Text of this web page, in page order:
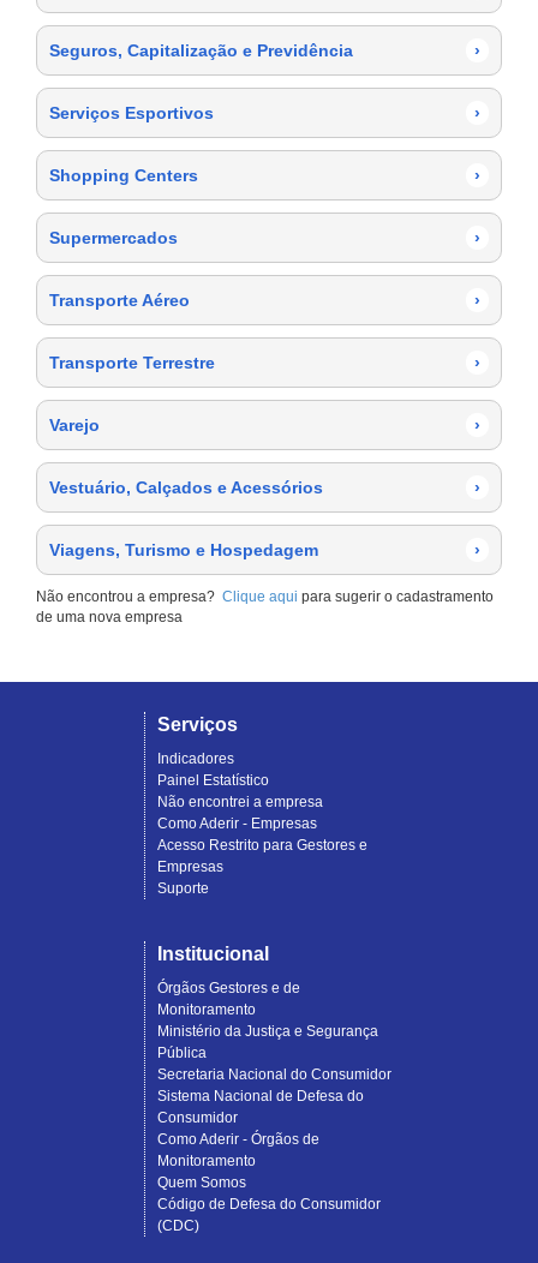
Seguros, Capitalização e Previdência ›
Serviços Esportivos ›
Shopping Centers ›
Supermercados ›
Transporte Aéreo ›
Transporte Terrestre ›
Varejo ›
Vestuário, Calçados e Acessórios ›
Viagens, Turismo e Hospedagem ›
Não encontrou a empresa? Clique aqui para sugerir o cadastramento
de uma nova empresa
Serviços
Indicadores
Painel Estatístico
Não encontrei a empresa
Como Aderir - Empresas
Acesso Restrito para Gestores e
Empresas
Suporte
Institucional
Órgãos Gestores e de
Monitoramento
Ministério da Justiça e Segurança
Pública
Secretaria Nacional do Consumidor
Sistema Nacional de Defesa do
Consumidor
Como Aderir - Órgãos de
Monitoramento
Quem Somos
Código de Defesa do Consumidor
(CDC)